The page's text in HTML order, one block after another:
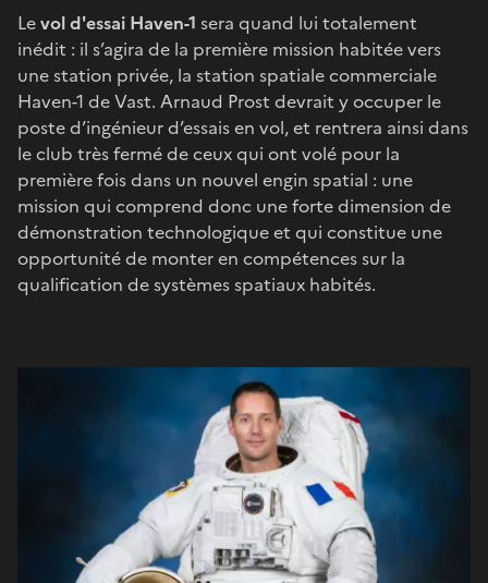
Levol d'essai Haven-1 sera quand lui totalement
inédit : il s’agira de la première mission habitée vers
une station privée, la station spatiale commerciale
Haven-1 de Vast. Arnaud Prost devrait y occuper le
poste d’ingénieur d’essais en vol, et rentrera ainsi dans
le club très fermé de ceux qui ont volé pour la
première fois dans un nouvel engin spatial : une
mission qui comprend donc une forte dimension de
démonstration technologique et qui constitue une
opportunité de monter en compétences sur la
qualification de systèmes spatiaux habités.